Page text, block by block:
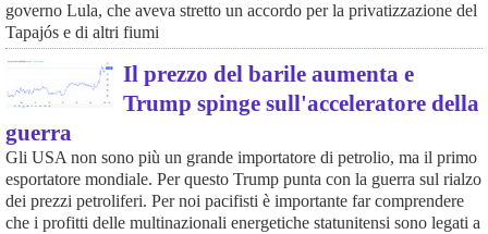
governo Lula, che aveva stretto un accordo per la privatizzazione del
Tapajós e di altri fiumi
Il prezzo del barile aumenta e
Trump spinge sull'acceleratore della
guerra
Gli USA non sono più un grande importatore di petrolio, ma il primo
esportatore mondiale. Per questo Trump punta con la guerra sul rialzo
dei prezzi petroliferi. Per noi pacifisti è importante far comprendere
che i profitti delle multinazionali energetiche statunitensi sono legati a